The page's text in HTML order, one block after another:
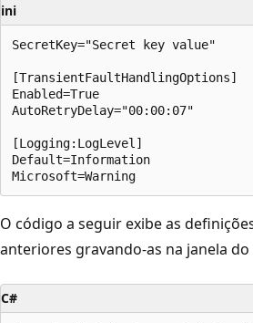
ini
SecretKey="Secret key value"
[TransientFaultHandlingOptions]
Enabled=True
AutoRetryDelay="00:00:07"
[Logging:LogLevel]
Default=Information
O código a seguir exibe as
anteriores gravando-as na janela do
C#